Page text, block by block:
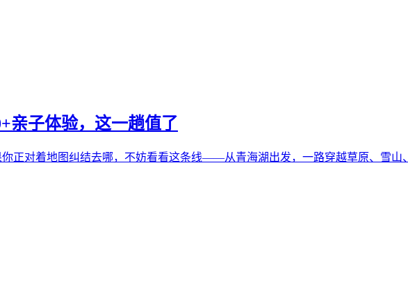
亲子体验，这一趟值了
正对着地图纠结去哪，不妨看看这条线——从青海湖出发，一路穿越草原、雪山